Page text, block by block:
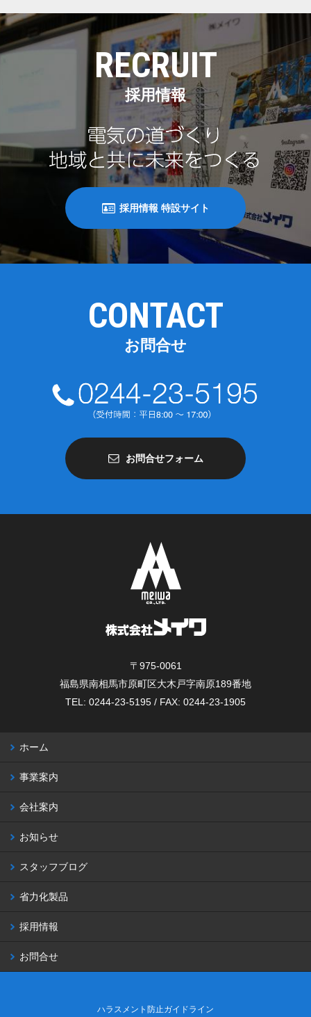
RECRUIT
採用情報
採用情報 特設サイト
CONTACT
お問合せ
お問合せフォーム
〒975-0061
福島県南相馬市原町区大木戸字南原189番地
TEL: 0244-23-5195 / FAX: 0244-23-1905
ホーム
事業案内
会社案内
お知らせ
スタッフブログ
省力化製品
採用情報
お問合せ
ハラスメント防止ガイドライン